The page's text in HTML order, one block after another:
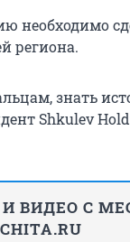
необходимо
региона.
знать
Shkulev
ВИДЕО С